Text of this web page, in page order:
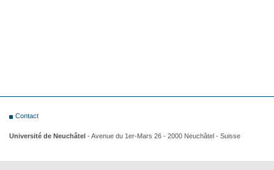
Contact
Université de Neuchâtel - Avenue du 1er-Mars 26 - 2000 Neuchâtel - Suisse